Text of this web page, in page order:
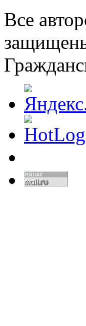
Все